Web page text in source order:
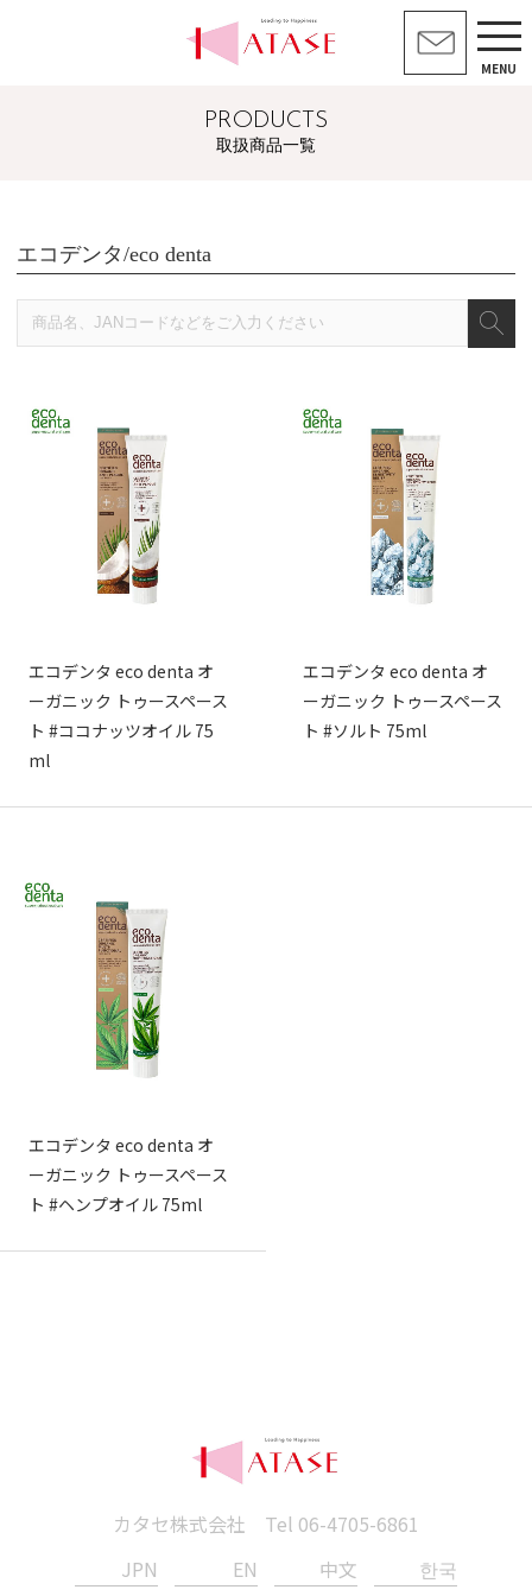
MENU
PRODUCTS
取扱商品一覧
エコデンタ/eco denta
エコデンタ eco denta オ
ーガニック トゥースペース
ト #ココナッツオイル 75
ml
エコデンタ eco denta オ
ーガニック トゥースペース
ト #ソルト 75ml
エコデンタ eco denta オ
ーガニック トゥースペース
ト #ヘンプオイル 75ml
カタセ株式会社 Tel 06-4705-6861
JPN
EN 中文 한국